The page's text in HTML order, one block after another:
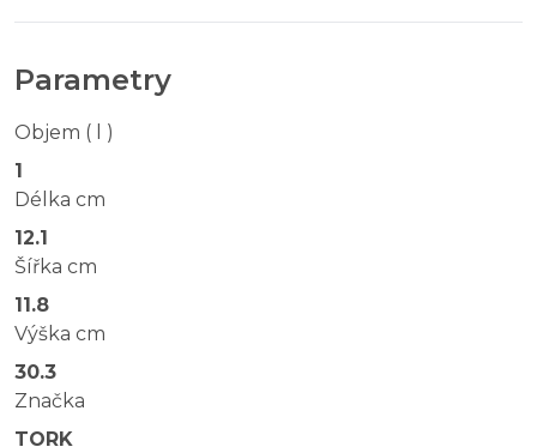
Parametry
Objem ( l )
1
Délka cm
12.1
Šířka cm
11.8
Výška cm
30.3
Značka
TORK